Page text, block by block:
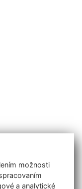
možnosti
a analytické